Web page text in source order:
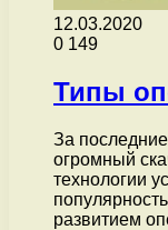
12.03.2020
0 149
Типы
За
огромный
технологии
развитием